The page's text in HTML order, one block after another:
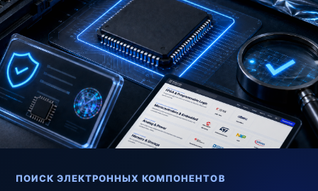
УСТАРЕВШИЕ И ТРУДНОДОСТУПНЫЕ